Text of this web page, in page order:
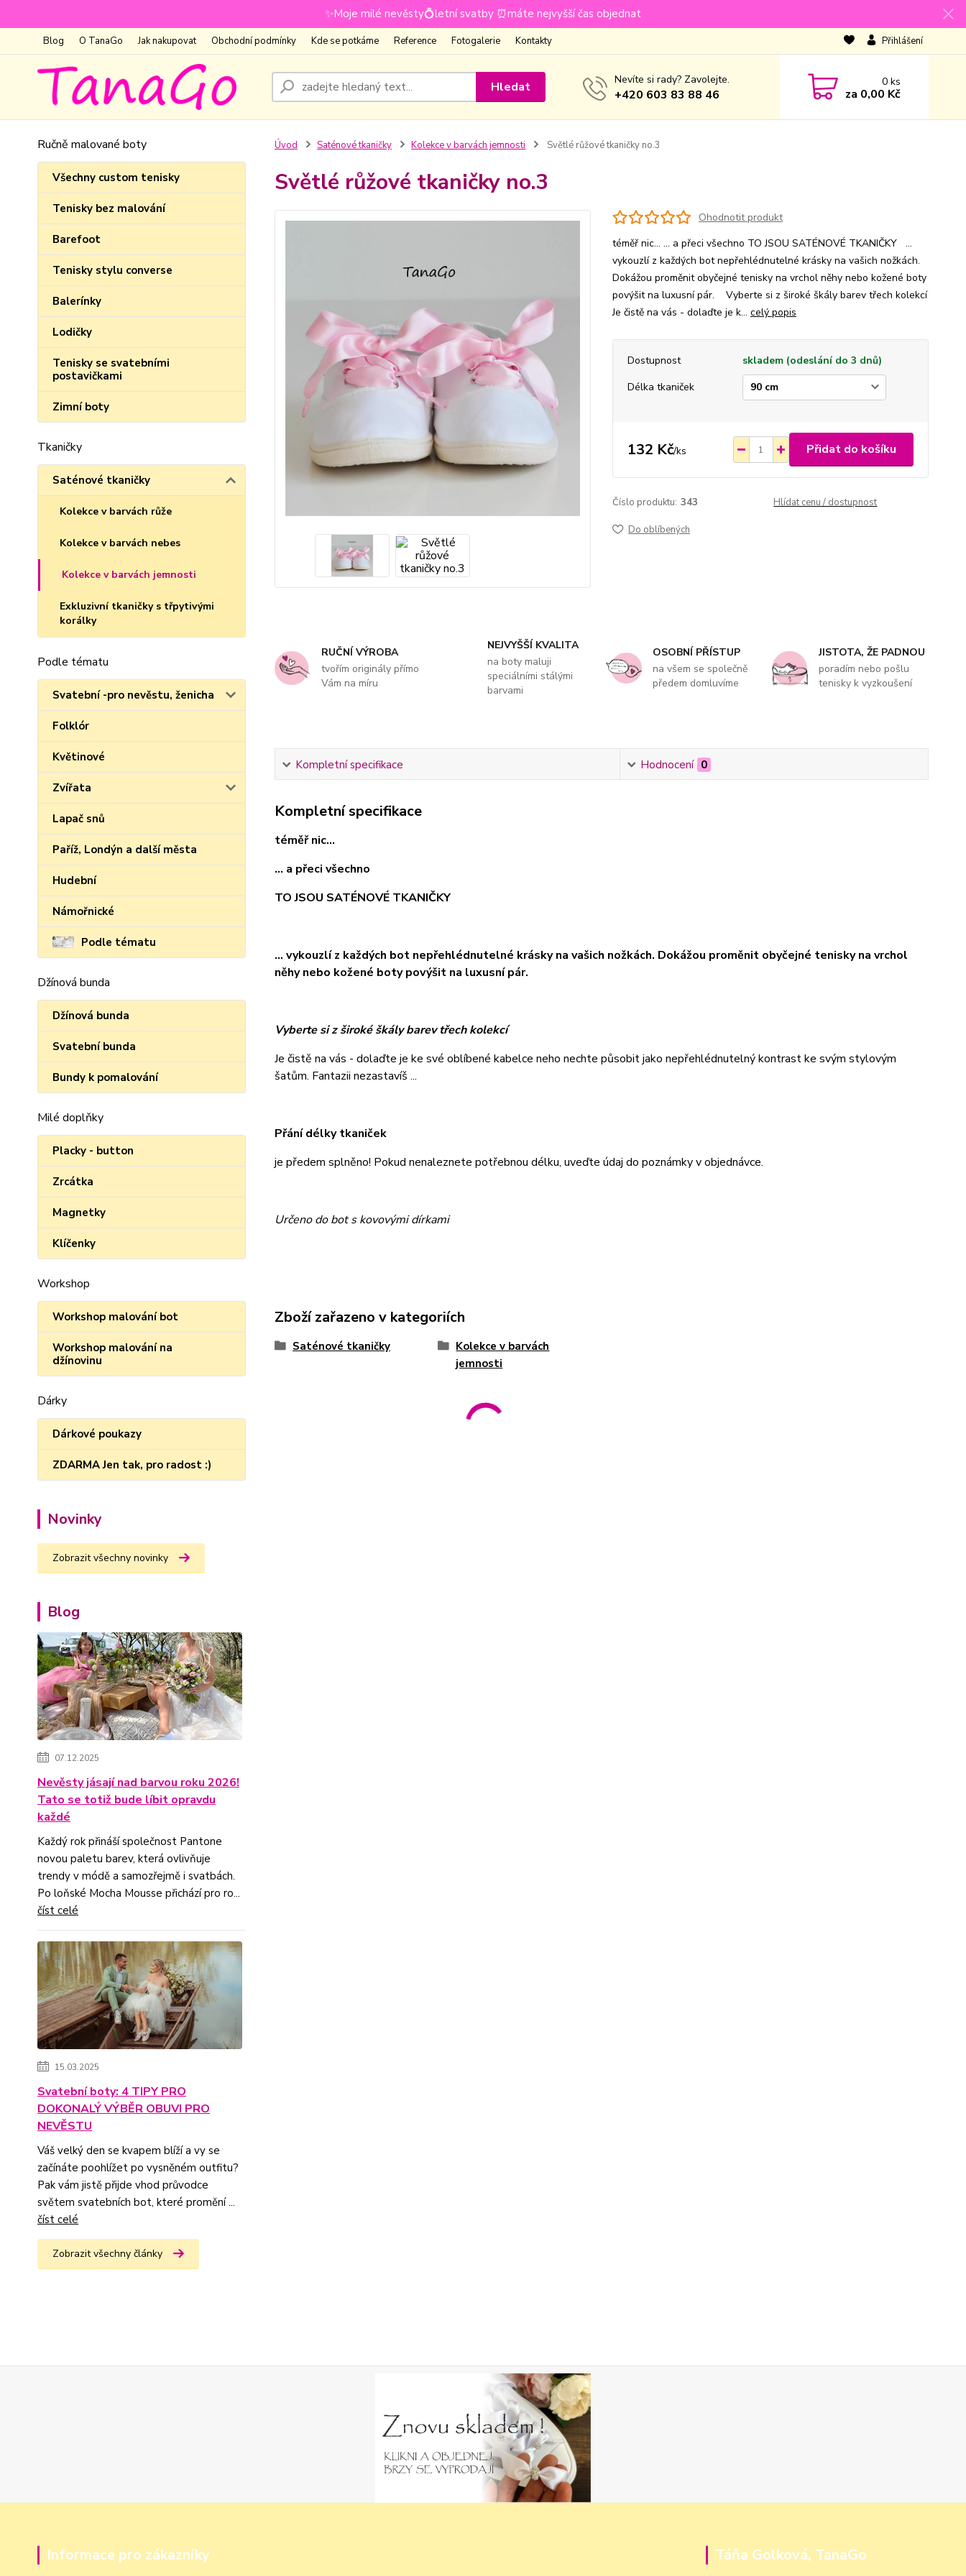
✨Moje milé nevěsty💍letní svatby ⏰máte nejvyšší čas objednat
Blog O TanaGo Jak nakupovat Obchodní podmínky Kde se potkáme Reference Fotogalerie Kontakty Přihlášení
Hledat Nevíte si rady? Zavolejte.
+420 603 83 88 46
0ks
za 0,00 Kč
Ručně malované boty
Všechny custom tenisky
Tenisky bez malování
Barefoot
Tenisky stylu converse
Balerínky
Lodičky
Tenisky se svatebními
postavičkami
Zimní boty
Tkaničky
Saténové tkaničky
Kolekce v barvách růže
Kolekce v barvách nebes
Kolekce v barvách jemnosti
Exkluzivní tkaničky s třpytivými
korálky
Podle tématu
Svatební -pro nevěstu, ženicha
Folklór
Květinové
Zvířata
Lapač snů
Paříž, Londýn a další města
Hudební
Námořnické
Podle tématu
Džínová bunda
Džínová bunda
Svatební bunda
Bundy k pomalování
Milé doplňky
Placky - button
Zrcátka
Magnetky
Klíčenky
Workshop
Workshop malování bot
Workshop malování na
džínovinu
Dárky
Dárkové poukazy
ZDARMA Jen tak, pro radost :)
Novinky
Zobrazit všechny novinky
Blog
07.12.2025
Nevěsty jásají nad barvou roku 2026!
Tato se totiž bude líbit opravdu
každé
Každý rok přináší společnost Pantone
novou paletu barev, která ovlivňuje
trendy v módě a samozřejmě i svatbách.
Po loňské Mocha Mousse přichází pro ro...
číst celé
15.03.2025
Svatební boty: 4 TIPY PRO
DOKONALÝ VÝBĚR OBUVI PRO
NEVĚSTU
Váš velký den se kvapem blíží a vy se
začínáte poohlížet po vysněném outfitu?
Pak vám jistě přijde vhod průvodce
světem svatebních bot, které promění ...
číst celé
Zobrazit všechny články
Úvod Saténové tkaničky Kolekce v barvách jemnosti Světlé růžové tkaničky no.3
Světlé růžové tkaničky no.3
Ohodnotit produkt
téměř nic... ... a přeci všechno TO JSOU SATÉNOVÉ TKANIČKY ...
vykouzlí z každých bot nepřehlédnutelné krásky na vašich nožkách.
Dokážou proměnit obyčejné tenisky na vrchol něhy nebo kožené boty
povýšit na luxusní pár. Vyberte si z široké škály barev třech kolekcí
Je čistě na vás - dolaďte je k... celý popis
Dostupnost
skladem (odeslání do 3 dnů)
Délka tkaniček
132 Kč/ks Přidat do košíku
Číslo produktu: 343 Hlídat cenu / dostupnost
Do oblíbených
RUČNÍ VÝROBA
tvořím originály přímo
Vám na míru
NEJVYŠŠÍ KVALITA
na boty maluji
speciálními stálými
barvami
OSOBNÍ PŘÍSTUP
na všem se společně
předem domluvíme
JISTOTA, ŽE PADNOU
poradím nebo pošlu
tenisky k vyzkoušení
Kompletní specifikace Hodnocení 0
Kompletní specifikace
téměř nic...
... a přeci všechno
TO JSOU SATÉNOVÉ TKANIČKY
... vykouzlí z každých bot nepřehlédnutelné krásky na vašich nožkách. Dokážou proměnit obyčejné tenisky na vrchol
něhy nebo kožené boty povýšit na luxusní pár.
Vyberte si z široké škály barev třech kolekcí
Je čistě na vás - dolaďte je ke své oblíbené kabelce neho nechte působit jako nepřehlédnutelný kontrast ke svým stylovým
šatům. Fantazii nezastavíš ...
Přání délky tkaniček
je předem splněno! Pokud nenaleznete potřebnou délku, uveďte údaj do poznámky v objednávce.
Určeno do bot s kovovými dírkami
Zboží zařazeno v kategoriích
Saténové tkaničky
Kolekce v barvách
jemnosti
Informace pro zákazníky Táňa Golková, TanaGo